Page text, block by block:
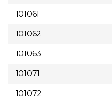
101061
101062
101063
101071
101072